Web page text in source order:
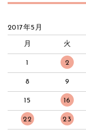
2017年5月
月 火
1 2
8 9
15 16
22 23